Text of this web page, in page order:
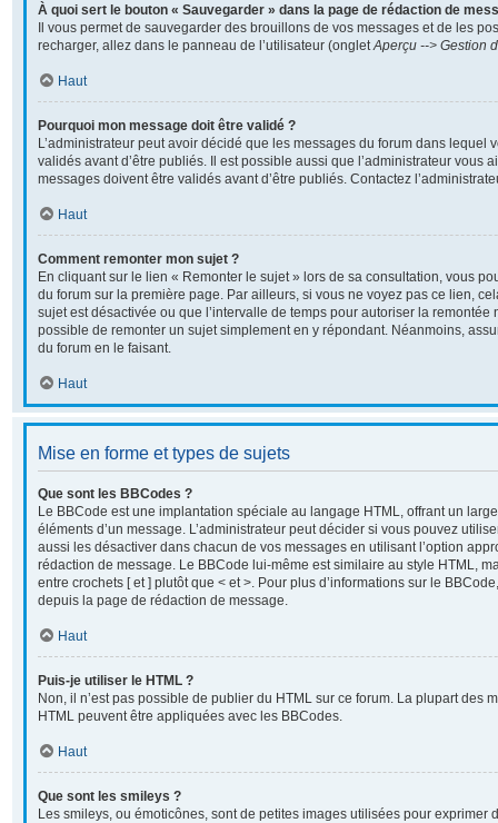
À quoi sert le bouton « Sauvegarder » dans la page de rédaction de
Il vous permet de sauvegarder des brouillons de vos messages et de les
recharger, allez dans le panneau de l’utilisateur (ongletAperçu --> Gestion
Haut
Pourquoi mon message doit être validé ?
L’administrateur peut avoir décidé que les messages du forum dans lequel
validés avant d’être publiés. Il est possible aussi que l’administrateur vous
messages doivent être validés avant d’être publiés. Contactez
Haut
Comment remonter mon sujet ?
En cliquant sur le lien « Remonter le sujet » lors de sa consultation, vous
du forum sur la première page. Par ailleurs, si vous ne voyez pas ce lien,
sujet est désactivée ou que l’intervalle de temps pour autoriser la remontée
possible de remonter un sujet simplement en y répondant. Néanmoins,
du forum en le faisant.
Haut
Mise en forme et types de sujets
Que sont les BBCodes ?
Le BBCode est une implantation spéciale au langage HTML, offrant un
éléments d’un message. L’administrateur peut décider si vous pouvez
aussi les désactiver dans chacun de vos messages en utilisant l’option
rédaction de message. Le BBCode lui-même est similaire au style HTML,
entre crochets [ et ] plutôt que < et >. Pour plus d’informations sur le
depuis la page de rédaction de message.
Haut
Puis-je utiliser le HTML ?
Non, il n’est pas possible de publier du HTML sur ce forum. La plupart des
HTML peuvent être appliquées avec les BBCodes.
Haut
Que sont les smileys ?
Les smileys, ou émoticônes, sont de petites images utilisées pour exprimer